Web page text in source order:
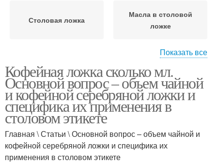
Столовая ложка
Масла в столовой
ложке
Кислоты в кофейной
ложке
Кислоты в ложке
Кислоты в столовой
ложке
ложках
Показать все
Кофейная ложка сколько мл.
Основной вопрос – объем чайной
и кофейной серебряной ложки и
специфика их применения в
столовом этикете
Главная \ Статьи \ Основной вопрос – объем чайной и
кофейной серебряной ложки и специфика их
применения в столовом этикете